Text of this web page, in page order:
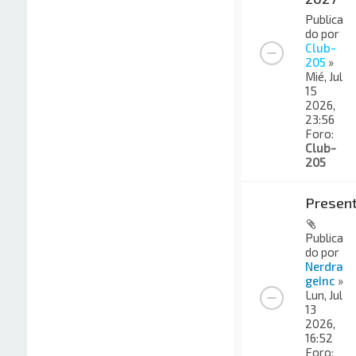
Publica
do por
Club-
205 »
Mié, Jul
15
2026,
23:56
Foro:
Club-
205
Publica
do por
Nerdra
geInc »
Lun, Jul
13
2026,
16:52
Foro: